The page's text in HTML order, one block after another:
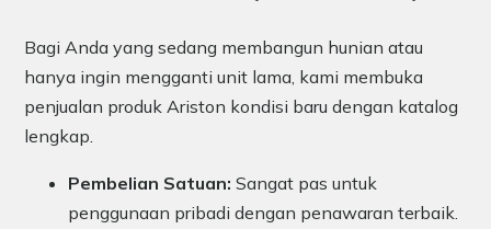
Bagi Anda yang sedang membangun hunian atau
hanya ingin mengganti unit lama, kami membuka
penjualan produk Ariston kondisi baru dengan katalog
lengkap.
Pembelian Satuan: Sangat pas untuk
penggunaan pribadi dengan penawaran terbaik.